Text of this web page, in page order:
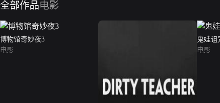
全部作品电影
博物馆奇妙夜3
电影
鬼娃诅
电影